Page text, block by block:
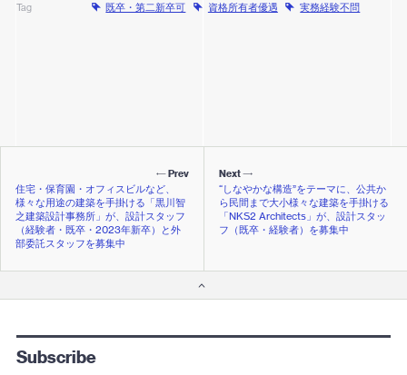
Tag 既卒・第二新卒可 資格所有者優遇 実務経験不問
Next
“しなやかな構造”をテーマに、公共か
ら民間まで大小様々な建築を手掛ける
「NKS2 Architects」が、設計スタッ
フ（既卒・経験者）を募集中
Prev
住宅・保育園・オフィスビルなど、
様々な用途の建築を手掛ける「黒川智
之建築設計事務所」が、設計スタッフ
（経験者・既卒・2023年新卒）と外
部委託スタッフを募集中
Subscribe